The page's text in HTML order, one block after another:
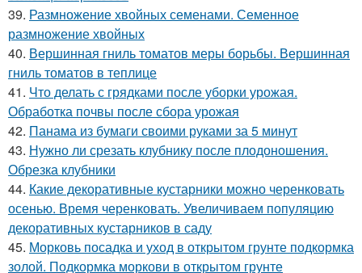
39. Размножение хвойных семенами. Семенное
размножение хвойных
40. Вершинная гниль томатов меры борьбы. Вершинная
гниль томатов в теплице
41. Что делать с грядками после уборки урожая.
Обработка почвы после сбора урожая
42. Панама из бумаги своими руками за 5 минут
43. Нужно ли срезать клубнику после плодоношения.
Обрезка клубники
44. Какие декоративные кустарники можно черенковать
осенью. Время черенковать. Увеличиваем популяцию
декоративных кустарников в саду
45. Морковь посадка и уход в открытом грунте подкормка
золой. Подкормка моркови в открытом грунте